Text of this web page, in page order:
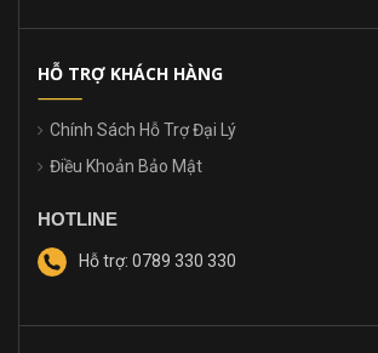
HỖ TRỢ KHÁCH HÀNG
Chính Sách Hỗ Trợ Đại Lý
Điều Khoản Bảo Mật
HOTLINE
Hỗ trợ: 0789 330 330